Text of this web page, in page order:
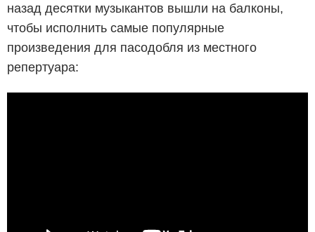
назад десятки музыкантов вышли на балконы,
чтобы исполнить самые популярные
произведения для пасодобля из местного
репертуара: